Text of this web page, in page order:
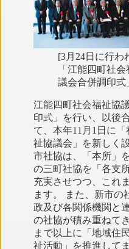
[3月24日に行わ
「江能四町社
議会合併調印式
江能四町社会福祉協
印式」を行い、以後
て、本年11月1日に
祉協議会」を新しく
市社協は、「本所」
の三町社協を「各支
充実させつつ、これ
ます。 また、新市の
政及び各関係機関と
の社協が積み重ねて
まで以上に「地域住
祉活動」を推進して